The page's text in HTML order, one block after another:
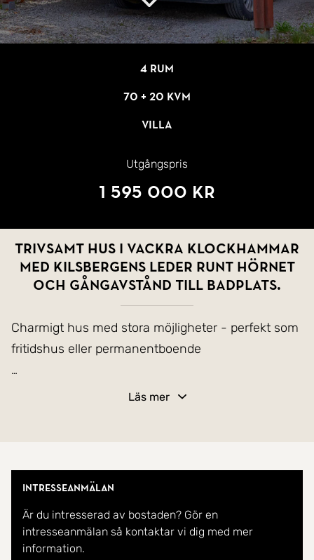
4 rum
70 + 20 kvm
Villa
Utgångspris
1 595 000 kr
Trivsamt hus i vackra Klockhammar
med Kilsbergens leder runt hörnet
och gångavstånd till badplats.
Charmigt hus med stora möjligheter - perfekt som
fritidshus eller permanentboende
Välkommen till ett trivsamt och välplanerat hus
och familjärt kvarter, vid foten av Kilsbergen.
Bostaden har en yteffektiv planlösning med två
vardagsrum, två sovrum varav ett större sovrum
Läs mer
Intresseanmälan
Är du intresserad av bostaden? Gör en
intresseanmälan så kontaktar vi dig med mer
information.